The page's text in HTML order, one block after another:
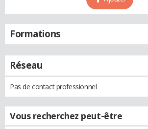
Formations
Réseau
Pas de contact professionnel
Vous recherchez peut-être